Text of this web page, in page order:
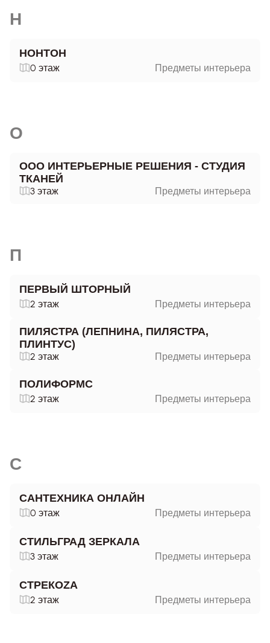
Н
НОНТОН
0 этаж Предметы интерьера
О
ООО ИНТЕРЬЕРНЫЕ РЕШЕНИЯ - СТУДИЯ
ТКАНЕЙ
3 этаж Предметы интерьера
П
ПЕРВЫЙ ШТОРНЫЙ
2 этаж Предметы интерьера
ПИЛЯСТРА (ЛЕПНИНА, ПИЛЯСТРА,
ПЛИНТУС)
2 этаж Предметы интерьера
ПОЛИФОРМС
2 этаж Предметы интерьера
С
САНТЕХНИКА ОНЛАЙН
0 этаж Предметы интерьера
СТИЛЬГРАД ЗЕРКАЛА
3 этаж Предметы интерьера
СТРЕКОZA
2 этаж Предметы интерьера